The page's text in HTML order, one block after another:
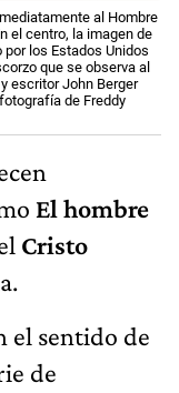
al Hombre
el centro, la imagen de
los Estados Unidos
que se observa al
escritor John Berger
de Freddy
El hombre
Cristo
el sentido de
de